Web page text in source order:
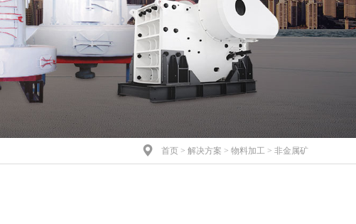
 首页> 解决方案 > 物料加工 > 非金属矿